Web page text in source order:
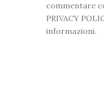
commentare
PRIVACY
informazioni.